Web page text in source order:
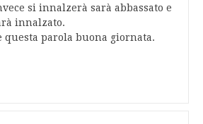
si innalzerà sarà abbassato e
innalzato.
questa parola buona giornata.